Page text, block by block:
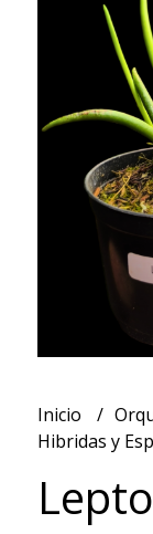
Inicio
Hibridas y